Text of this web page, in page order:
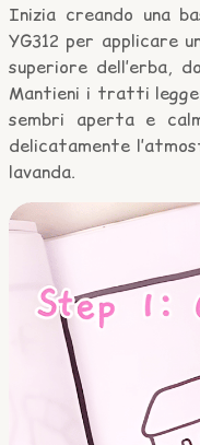
Inizia creando una
YG312 per applicare
superiore dell’erba,
Mantieni i tratti
sembri aperta e
delicatamente
lavanda.